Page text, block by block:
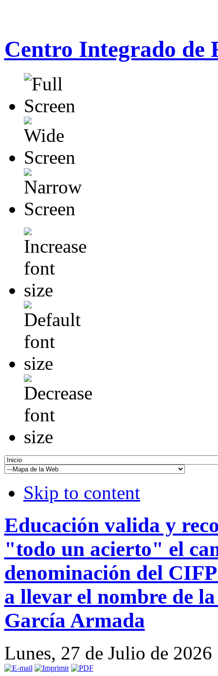
Centro Integrado de
Skip to content
Educación valida y
"todo un acierto" el
denominación del
a llevar el nombre de
García Armada
Lunes, 27 de Julio de